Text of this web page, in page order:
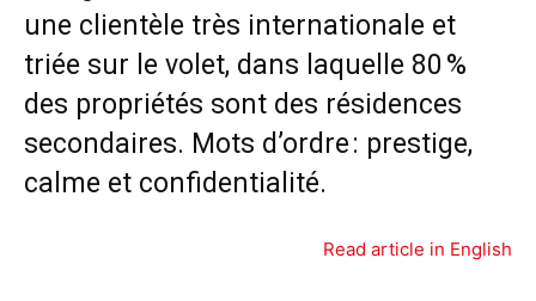
une clientèle très internationale et
triée sur le volet, dans laquelle 80 %
des propriétés sont des résidences
secondaires. Mots d’ordre : prestige,
calme et confidentialité.
Read article in English